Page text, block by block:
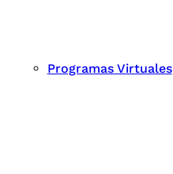
Programas Virtuales